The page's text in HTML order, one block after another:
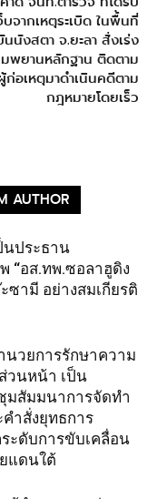
บจากเหตุระเบิด ในพื้นที่
นนังสตา จ.ยะลา สั่งเร่ง
พยานหลักฐาน ติดตาม
ก่อเหตุมาดำเนินคดีตาม
กฎหมายโดยเร็ว
AUTHOR
นประธาน
“อส.ทพ.ซอลาฮูดิง
ซามี อย่างสมเกียรติ
นวยการรักษาความ
วนหน้า เป็น
มสัมมนาการจัดทำ
ำสั่งยุทธการ
ะดับการขับเคลื่อน
แดนใต้